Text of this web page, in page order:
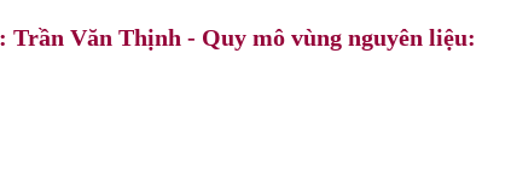
Trần Văn Thịnh - Quy mô vùng nguyên liệu: